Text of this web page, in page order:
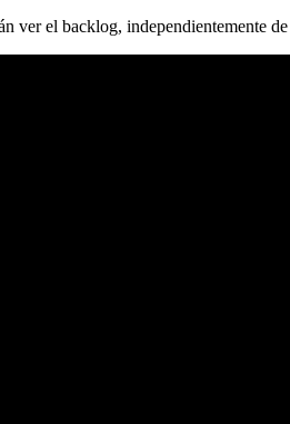
ver el backlog, independientemente